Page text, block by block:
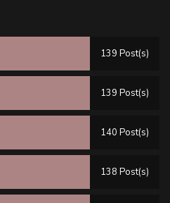
139 Post(s)
139 Post(s)
140 Post(s)
138 Post(s)